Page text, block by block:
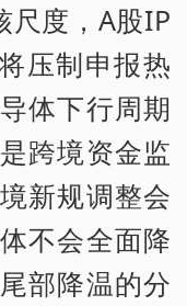
尺度，A股IP
压制申报热
体下行周期
跨境资金监
新规调整会
不会全面降
部降温的分